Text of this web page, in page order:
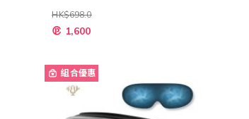
HK$698.0
特
殊 1,600
組合優惠